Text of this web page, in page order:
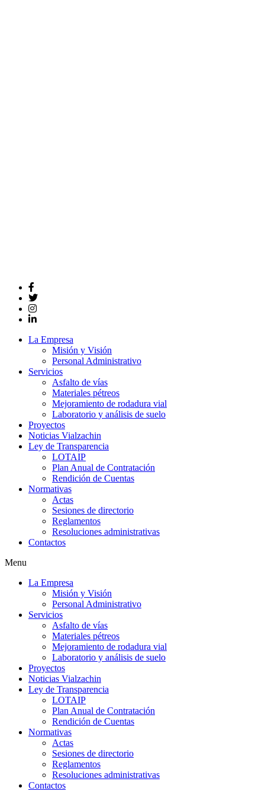
La Empresa
Misión y Visión
Personal Administrativo
Servicios
Asfalto de vías
Materiales pétreos
Mejoramiento de rodadura vial
Laboratorio y análisis de suelo
Proyectos
Noticias Vialzachin
Ley de Transparencia
LOTAIP
Plan Anual de Contratación
Rendición de Cuentas
Normativas
Actas
Sesiones de directorio
Reglamentos
Resoluciones administrativas
Contactos
Menu
La Empresa
Misión y Visión
Personal Administrativo
Servicios
Asfalto de vías
Materiales pétreos
Mejoramiento de rodadura vial
Laboratorio y análisis de suelo
Proyectos
Noticias Vialzachin
Ley de Transparencia
LOTAIP
Plan Anual de Contratación
Rendición de Cuentas
Normativas
Actas
Sesiones de directorio
Reglamentos
Resoluciones administrativas
Contactos